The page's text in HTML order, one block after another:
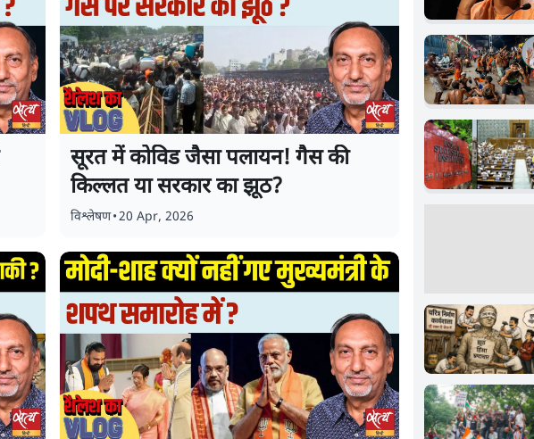
सूरत में कोविड जैसा पलायन! गैस की
किल्लत या सरकार का झूठ?
विश्लेषण•20 Apr, 2026